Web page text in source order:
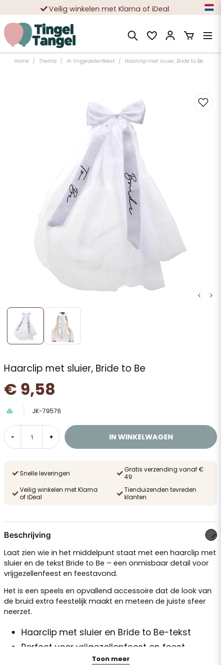
Veilig winkelen met Klarna of iDeal
Tienduizenden tevreden klanten
Home Thema 👰 Vrijgezellenfeest Haarclip met sluier, Bride to Be
Haarclip met sluier, Bride to Be
€ 9,58
JK-79576
- + IN WINKELWAGEN
Snelle leveringen
Gratis verzending vanaf €
49
Veilig winkelen met Klarna
of iDeal
Tienduizenden tevreden
klanten
Beschrijving
Laat zien wie in het middelpunt staat met een haarclip met
sluier en de tekst Bride to Be – een onmisbaar detail voor
vrijgezellenfeest en feestavond.
Het is een speels en opvallend accessoire dat de look van
de bruid extra feestelijk maakt en meteen de juiste sfeer
neerzet.
Haarclip met sluier en Bride to Be-tekst
Perfect voor vrijgezellenfeest en feest
Zorgt voor een duidelijke en feestelijke bridal
Toon meer